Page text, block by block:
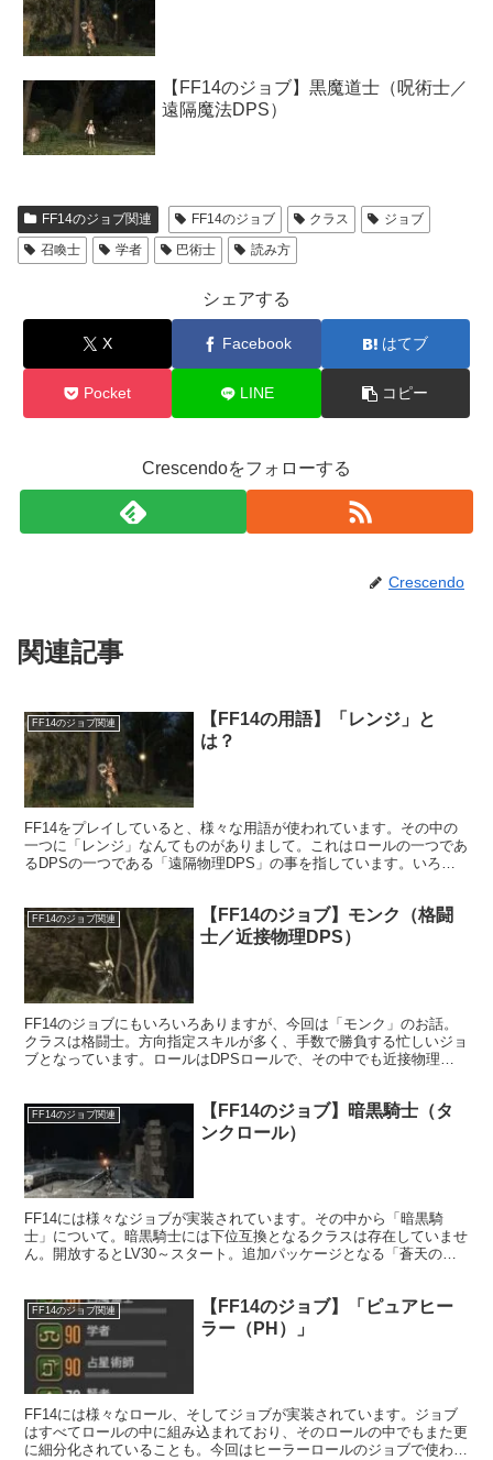
【FF14のジョブ】黒魔道士（呪術士／
遠隔魔法DPS）
FF14のジョブ関連 FF14のジョブ クラス
ジョブ
召喚士
学者 巴術士 読み方
シェアする
X Facebook はてブ
Pocket LINE コピー
Crescendoをフォローする
Crescendo
関連記事
FF14のジョブ関連
【FF14の用語】「レンジ」と
は？
FF14をプレイしていると、様々な用語が使われています。その中の
一つに「レンジ」なんてものがありまして。これはロールの一つであ
るDPSの一つである「遠隔物理DPS」の事を指しています。いろん
FF14のジョブ関連
【FF14のジョブ】モンク（格闘
士／近接物理DPS）
FF14のジョブにもいろいろありますが、今回は「モンク」のお話。
クラスは格闘士。方向指定スキルが多く、手数で勝負する忙しいジョ
ブとなっています。ロールはDPSロールで、その中でも近接物理
FF14のジョブ関連
【FF14のジョブ】暗黒騎士（タ
ンクロール）
FF14には様々なジョブが実装されています。その中から「暗黒騎
士」について。暗黒騎士には下位互換となるクラスは存在していませ
ん。開放するとLV30～スタート。追加パッケージとなる「蒼天のイ
FF14のジョブ関連
【FF14のジョブ】「ピュアヒー
ラー（PH）」
FF14には様々なロール、そしてジョブが実装されています。ジョブ
はすべてロールの中に組み込まれており、そのロールの中でもまた更
に細分化されていることも。今回はヒーラーロールのジョブで使われ